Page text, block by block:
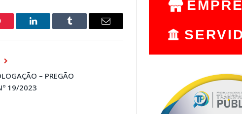
LinkedIn Tumblr
E-
– PREGÃO
19/2023